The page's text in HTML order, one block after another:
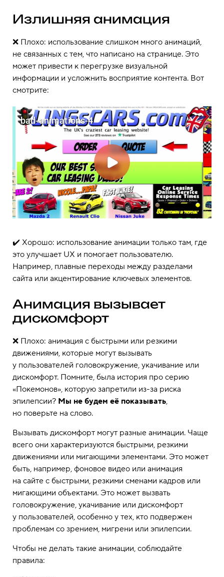
Излишняя анимация
❌ Плохо: использование слишком много анимаций,
не связанных с тем, что написано на странице. Это
может привести к перегрузке визуальной
информации и усложнить восприятие контента. Вот
смотрите:
✔️ Хорошо: использование анимации только там, где
это улучшает UX и помогает пользователю.
Например, плавные переходы между разделами
сайта или акцентирование ключевых элементов.
Анимация вызывает
дискомфорт
❌ Плохо: анимация с быстрыми или резкими
движениями, которые могут вызывать
у пользователей головокружение, укачивание или
дискомфорт. Помните, была история про серию
«Покемонов», которую запретили из-за риска
эпилепсии? Мы не будем её показывать,
но поверьте на слово.
Вызывать дискомфорт могут разные анимации. Чаще
всего они характеризуются быстрыми, резкими
движениями или мигающими элементами. Это может
быть, например, фоновое видео или анимация
на сайте с быстрыми, резкими сменами кадров или
мигающими объектами. Это может вызвать
головокружение, укачивание или дискомфорт
у пользователей, особенно у тех, кто подвержен
проблемам со зрением, мигрени или эпилепсии.
Чтобы не делать такие анимации, соблюдайте
правила: